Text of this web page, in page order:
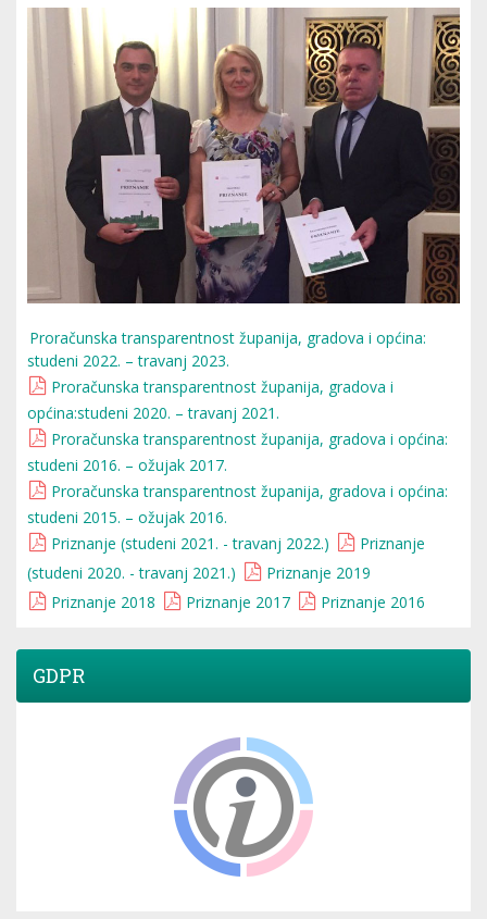
Proračunska transparentnost županija, gradova i općina:
studeni 2022. – travanj 2023.
Proračunska transparentnost županija, gradova i
općina:studeni 2020. – travanj 2021.
Proračunska transparentnost županija, gradova i općina:
studeni 2016. – ožujak 2017.
Proračunska transparentnost županija, gradova i općina:
studeni 2015. – ožujak 2016.
Priznanje (studeni 2021. - travanj 2022.)
Priznanje
(studeni 2020. - travanj 2021.)
Priznanje 2019
Priznanje 2018
Priznanje 2017 Priznanje 2016
GDPR